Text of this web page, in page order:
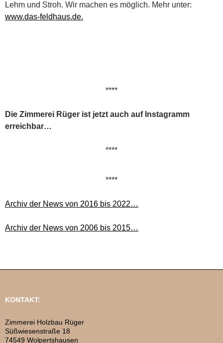
Lehm und Stroh. Wir machen es möglich. Mehr unter:
www.das-feldhaus.de.
****
Die Zimmerei Rüger ist jetzt auch auf Instagramm
erreichbar…
****
****
Archiv der News von 2016 bis 2022…
Archiv der News von 2006 bis 2015…
KONTAKT:
Zimmerei Holzbau Rüger
Süßwiesenstraße 18
74549 Wolpertshausen